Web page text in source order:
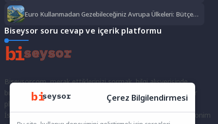
Euro Kullanmadan Gezebileceğiniz Avrupa Ülkeleri: Bütçe
Biseysor soru cevap ve içerik platformu
Biseysor.com, merak ettiklerinizi sormak, bilgi alışverişinde
bulunmak ve fikirlerinizi paylaşmak için bir araya geldiğimiz bir
platformdur.
İster kayıtlı bir kullanıcı olarak topluluğumuza katılın, ister anonim
Çerez Bilgilendirmesi